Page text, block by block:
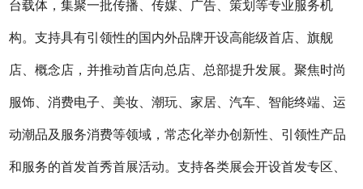
台载体，集聚一批传播、传媒、广告、策划等专业服务机
构。支持具有引领性的国内外品牌开设高能级首店、旗舰
店、概念店，并推动首店向总店、总部提升发展。聚焦时尚
服饰、消费电子、美妆、潮玩、家居、汽车、智能终端、运
动潮品及服务消费等领域，常态化举办创新性、引领性产品
和服务的首发首秀首展活动。支持各类展会开设首发专区、